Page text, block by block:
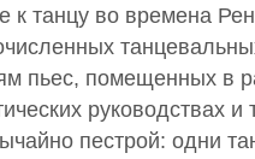
к танцу во времена
пьес, помещенных в
руководствах и
пестрой: одни